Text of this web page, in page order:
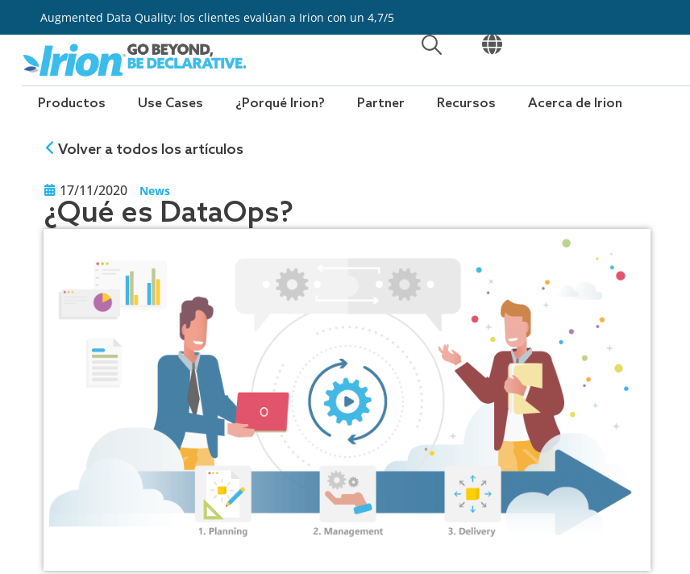
contenido
Augmented Data Quality: los clientes evalúan a Irion con un 4,7/5
ABRIR
ABRIR
Productos Use Cases ¿Porqué Irion? Partner Recursos Acerca de Irion
Volver a todos los artículos
17/11/2020 News
¿Qué es DataOps?